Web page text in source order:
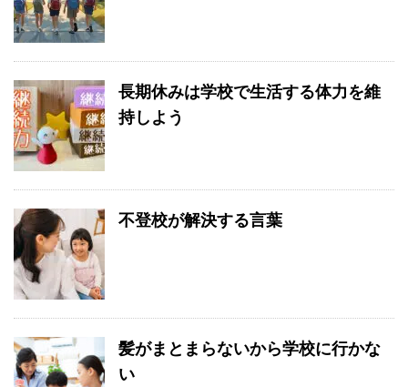
長期休みは学校で生活する体力を維
持しよう
不登校が解決する言葉
髪がまとまらないから学校に行かな
い